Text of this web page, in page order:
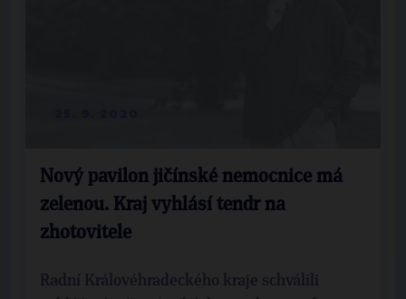
Nový pavilon jičínské nemocnice má
zelenou. Kraj vyhlásí tendr na
zhotovitele
Radní Královéhradeckého kraje schválili